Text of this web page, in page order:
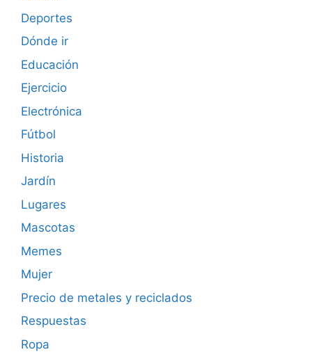
Deportes
Dónde ir
Educación
Ejercicio
Electrónica
Fútbol
Historia
Jardín
Lugares
Mascotas
Memes
Mujer
Precio de metales y reciclados
Respuestas
Ropa